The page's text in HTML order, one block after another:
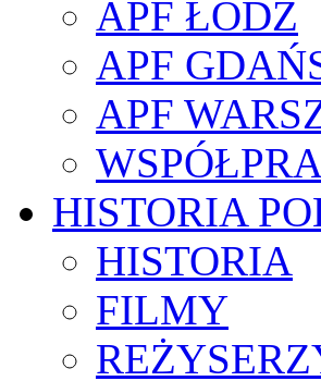
APF ŁÓDŹ
APF
APF
HISTORIA
HISTORIA
FILMY